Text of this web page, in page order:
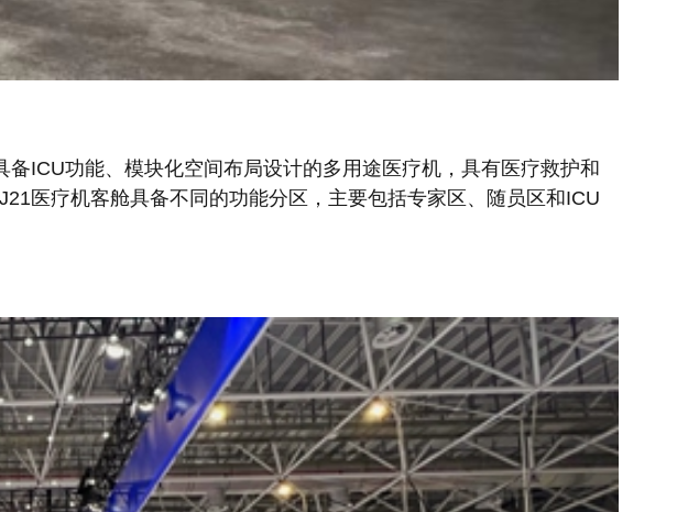
功能、模块化空间布局设计的多用途医疗机，具有医疗救护和
医疗机客舱具备不同的功能分区，主要包括专家区、随员区和ICU